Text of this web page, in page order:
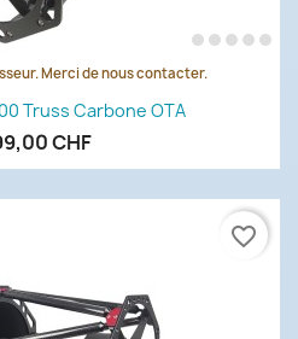
Merci de nous contacter.
Truss Carbone OTA
CHF
favorite_border